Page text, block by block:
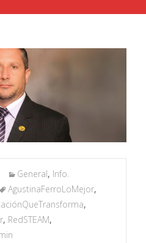
General, Info.
AgustinaFerroLoMejor,
,
, RedSTEAM,